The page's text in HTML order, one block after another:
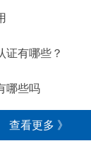
证有哪些？
哪些吗
查看更多 》